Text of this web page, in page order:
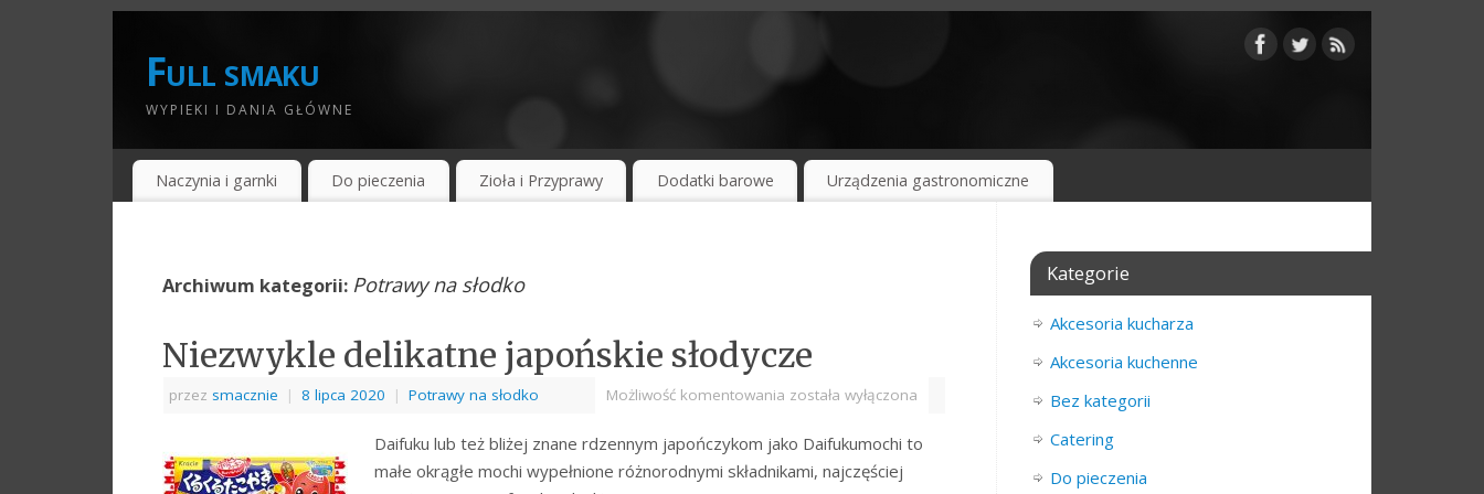
Full smaku
WYPIEKI I DANIA GŁÓWNE
Naczynia i garnki Do pieczenia Zioła i Przyprawy Dodatki barowe Urządzenia gastronomiczne
Archiwum kategorii: Potrawy na słodko
Niezwykle delikatne japońskie słodycze
przez smacznie | 8 lipca 2020 | Potrawy na słodko Możliwość komentowania została wyłączona
Daifuku lub też bliżej znane rdzennym japończykom jako Daifukumochi to
małe okrągłe mochi wypełnione różnorodnymi składnikami, najczęściej
Kategorie
Akcesoria kucharza
Akcesoria kuchenne
Bez kategorii
Catering
Do pieczenia